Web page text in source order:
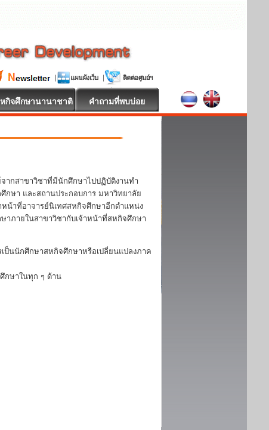
กิจศึกษานานาชาติ คำถามที่พบบ่อย
ากสาขาวิชาที่มีนักศึกษาไปปฏิบัติงานทำ
กษา และสถานประกอบการ มหาวิทยาลัย
น้าที่อาจารย์นิเทศสหกิจศึกษาอีกตำแหน่ง
าภายในสาขาวิชากับเจ้าหน้าที่สหกิจศึกษา
ป็นนักศึกษาสหกิจศึกษาหรือเปลี่ยนแปลงภาค
กษาในทุก ๆ ด้าน